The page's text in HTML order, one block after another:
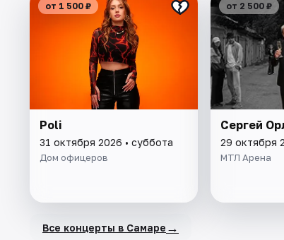
от 1 500 ₽
Poli
31 октября 2026 • суббота
Дом офицеров
от 2 500 ₽
Сергей
29 октября
МТЛ Арена
Все концерты в Самаре →